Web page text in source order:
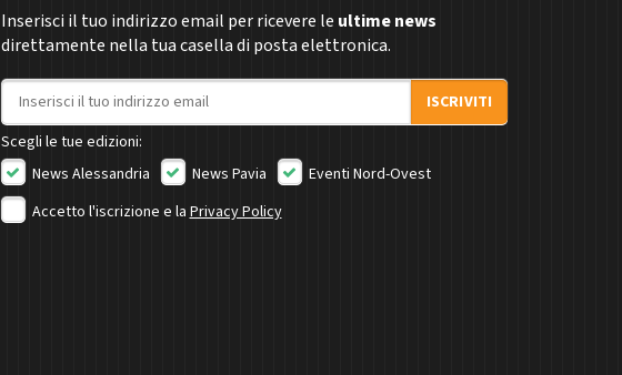
Inserisci il tuo indirizzo email per ricevere le ultime news
direttamente nella tua casella di posta elettronica.
Indirizzo email
ISCRIVITI
Scegli le tue edizioni:
News Alessandria
News Pavia
Eventi Nord-Ovest
Accetto l'iscrizione e la Privacy Policy